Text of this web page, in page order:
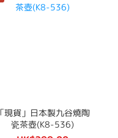
「現貨」日本製九谷燒陶
瓷茶壺(K8-536)